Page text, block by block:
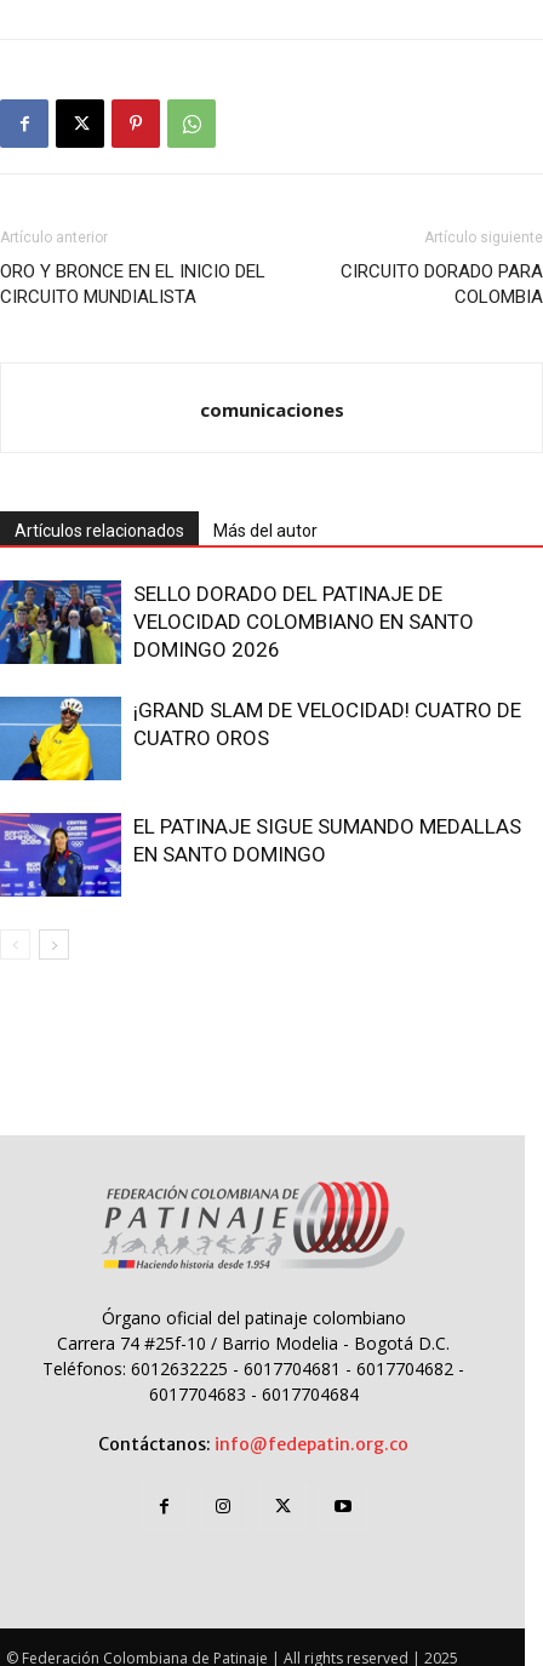
Artículo anterior
ORO Y BRONCE EN EL INICIO DEL
CIRCUITO MUNDIALISTA
Artículo siguiente
CIRCUITO DORADO PARA
COLOMBIA
comunicaciones
Artículos relacionados Más del autor
SELLO DORADO DEL PATINAJE DE
VELOCIDAD COLOMBIANO EN SANTO
DOMINGO 2026
¡GRAND SLAM DE VELOCIDAD! CUATRO DE
CUATRO OROS
EL PATINAJE SIGUE SUMANDO MEDALLAS
EN SANTO DOMINGO
Órgano oficial del patinaje colombiano
Carrera 74 #25f-10 / Barrio Modelia - Bogotá D.C.
Teléfonos: 6012632225 - 6017704681 - 6017704682 -
6017704683 - 6017704684
Contáctanos: info@fedepatin.org.co
© Federación Colombiana de Patinaje | All rights reserved | 2025